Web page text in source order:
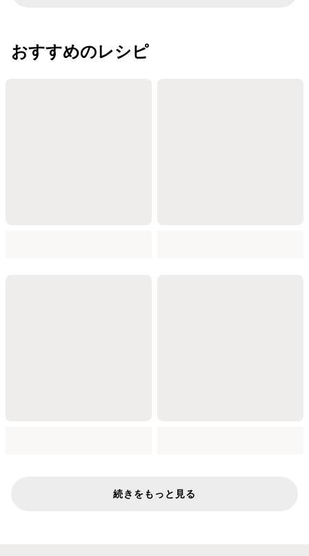
おすすめのレシピ
続きをもっと見る